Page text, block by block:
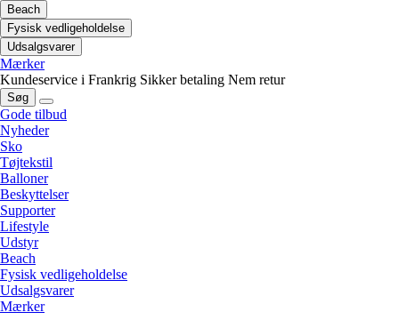
Beach
Fysisk vedligeholdelse
Udsalgsvarer
Mærker
Kundeservice i Frankrig Sikker betaling Nem retur
Søg
Gode tilbud
Nyheder
Sko
Tøjtekstil
Balloner
Beskyttelser
Supporter
Lifestyle
Udstyr
Beach
Fysisk vedligeholdelse
Udsalgsvarer
Mærker